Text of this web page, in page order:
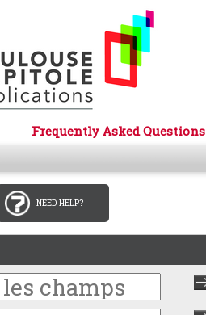
Frequently Asked Questions
NEED HELP?